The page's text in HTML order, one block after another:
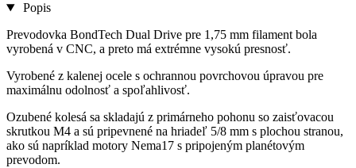
Popis
Prevodovka BondTech Dual Drive pre 1,75 mm filament bola
vyrobená v CNC, a preto má extrémne vysokú presnosť.
Vyrobené z kalenej ocele s ochrannou povrchovou úpravou pre
maximálnu odolnosť a spoľahlivosť.
Ozubené kolesá sa skladajú z primárneho pohonu so zaisťovacou
skrutkou M4 a sú pripevnené na hriadeľ 5/8 mm s plochou stranou,
ako sú napríklad motory Nema17 s pripojeným planétovým
prevodom.